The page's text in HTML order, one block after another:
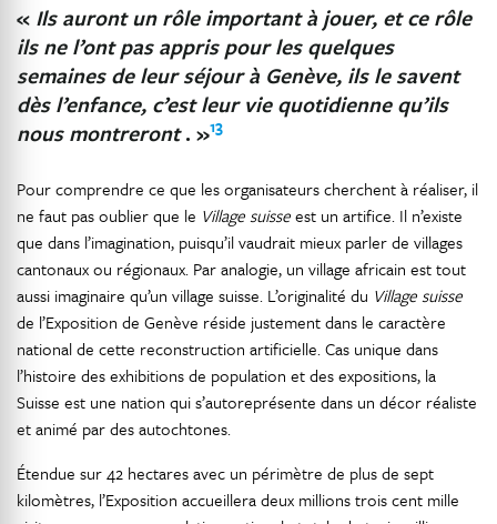
« Ils auront un rôle important à jouer, et ce rôle
ils ne l’ont pas appris pour les quelques
semaines de leur séjour à Genève, ils le savent
dès l’enfance, c’est leur vie quotidienne qu’ils
nous montreront. »13
Pour comprendre ce que les organisateurs cherchent à réaliser, il
ne faut pas oublier que le Village suisseest un artifice. Il n’existe
que dans l’imagination, puisqu’il vaudrait mieux parler de villages
cantonaux ou régionaux. Par analogie, un village africain est tout
aussi imaginaire qu’un village suisse. L’originalité du Village suisse
de l’Exposition de Genève réside justement dans le caractère
national de cette reconstruction artificielle. Cas unique dans
l’histoire des exhibitions de population et des expositions, la
Suisse est une nation qui s’autoreprésente dans un décor réaliste
et animé par des autochtones.
Étendue sur 42 hectares avec un périmètre de plus de sept
kilomètres, l’Exposition accueillera deux millions trois cent mille